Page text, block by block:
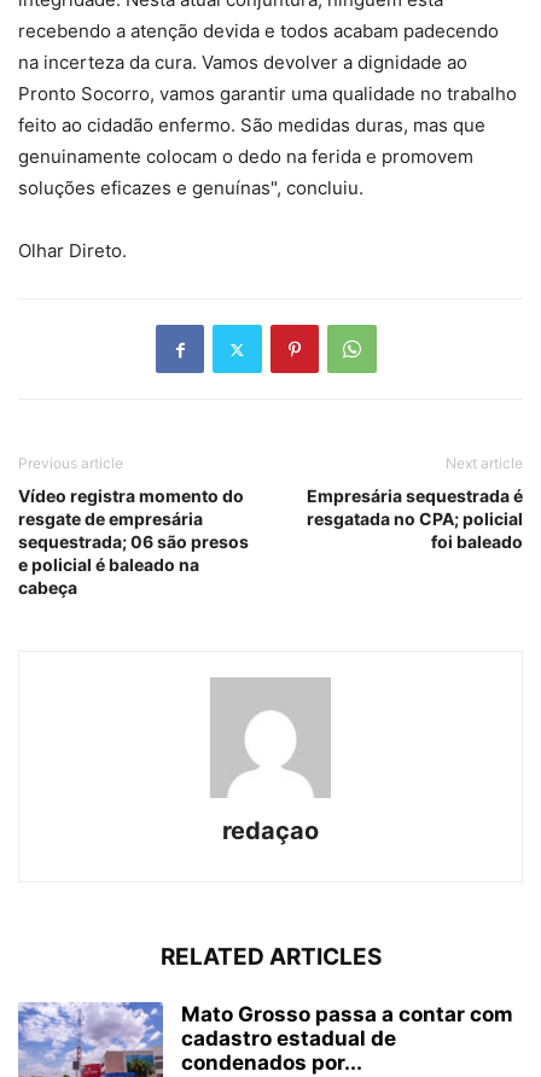
recebendo a atenção devida e todos acabam padecendo
na incerteza da cura. Vamos devolver a dignidade ao
Pronto Socorro, vamos garantir uma qualidade no trabalho
feito ao cidadão enfermo. São medidas duras, mas que
genuinamente colocam o dedo na ferida e promovem
soluções eficazes e genuínas", concluiu.
Olhar Direto.
Previous article
Vídeo registra momento do
resgate de empresária
sequestrada; 06 são presos
e policial é baleado na
cabeça
Next article
Empresária sequestrada é
resgatada no CPA; policial
foi baleado
redaçao
RELATED ARTICLES
Mato Grosso passa a contar com
cadastro estadual de
condenados por...